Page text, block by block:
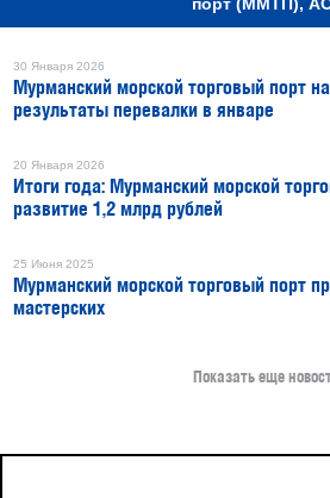
30 Января 2026
Мурманский морской торговый порт
результаты перевалки в январе
20 Января 2026
Итоги года: Мурманский морской
развитие 1,2 млрд рублей
25 Июня 2025
Мурманский морской торговый порт
мастерских
Показать еще